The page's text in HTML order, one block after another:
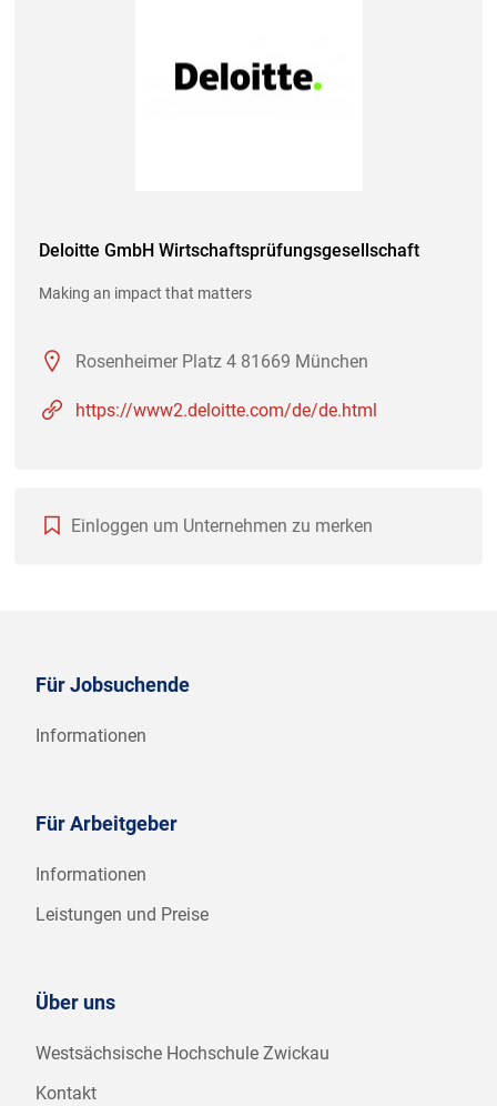
Deloitte GmbH Wirtschaftsprüfungsgesellschaft
Making an impact that matters
Rosenheimer Platz 4 81669 München
https://www2.deloitte.com/de/de.html
Einloggen um Unternehmen zu merken
Für Jobsuchende
Informationen
Für Arbeitgeber
Informationen
Leistungen und Preise
Über uns
Westsächsische Hochschule Zwickau
Kontakt